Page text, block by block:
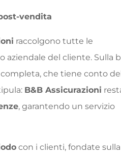
vendita
raccolgono tutte le
aziendale del cliente. Sulla
che tiene conto
B&B Assicurazioni
, garantendo un servizio
con i clienti, fondate sulla